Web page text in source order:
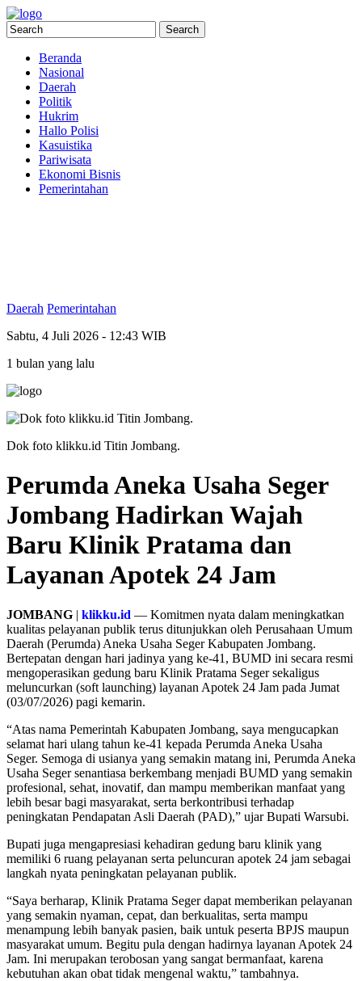
Beranda
Nasional
Daerah
Politik
Hukrim
Hallo Polisi
Kasuistika
Pariwisata
Ekonomi Bisnis
Pemerintahan
Daerah Pemerintahan
Sabtu, 4 Juli 2026 - 12:43 WIB
1 bulan yang lalu
Dok foto klikku.id Titin Jombang.
Perumda Aneka Usaha Seger
Jombang Hadirkan Wajah
Baru Klinik Pratama dan
Layanan Apotek 24 Jam
JOMBANG | klikku.id — Komitmen nyata dalam meningkatkan
kualitas pelayanan publik terus ditunjukkan oleh Perusahaan Umum
Daerah (Perumda) Aneka Usaha Seger Kabupaten Jombang.
Bertepatan dengan hari jadinya yang ke-41, BUMD ini secara resmi
mengoperasikan gedung baru Klinik Pratama Seger sekaligus
meluncurkan (soft launching) layanan Apotek 24 Jam pada Jumat
(03/07/2026) pagi kemarin.
“Atas nama Pemerintah Kabupaten Jombang, saya mengucapkan
selamat hari ulang tahun ke-41 kepada Perumda Aneka Usaha
Seger. Semoga di usianya yang semakin matang ini, Perumda Aneka
Usaha Seger senantiasa berkembang menjadi BUMD yang semakin
profesional, sehat, inovatif, dan mampu memberikan manfaat yang
lebih besar bagi masyarakat, serta berkontribusi terhadap
peningkatan Pendapatan Asli Daerah (PAD),” ujar Bupati Warsubi.
Bupati juga mengapresiasi kehadiran gedung baru klinik yang
memiliki 6 ruang pelayanan serta peluncuran apotek 24 jam sebagai
langkah nyata peningkatan pelayanan publik.
“Saya berharap, Klinik Pratama Seger dapat memberikan pelayanan
yang semakin nyaman, cepat, dan berkualitas, serta mampu
menampung lebih banyak pasien, baik untuk peserta BPJS maupun
masyarakat umum. Begitu pula dengan hadirnya layanan Apotek 24
Jam. Ini merupakan terobosan yang sangat bermanfaat, karena
kebutuhan akan obat tidak mengenal waktu,” tambahnya.